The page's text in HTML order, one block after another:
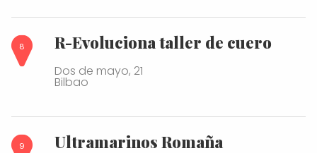
R-Evoluciona taller de cuero
Dos de mayo, 21
Bilbao
Ultramarinos Romaña